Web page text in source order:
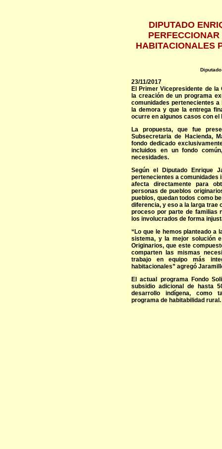
DIPUTADO
HABITACIONALES
23/11/2017
El Primer Vicepresidente de
la creación de un programa
comunidades pertenecientes
la demora y que la entrega
ocurre en algunos casos con el
La propuesta, que fue
Subsecretaria de Hacienda,
fondo dedicado
incluidos en un fondo
necesidades.
Según el Diputado Enrique
pertenecientes a comunidades
afecta directamente para
personas de pueblos
pueblos, quedan todos como
diferencia, y eso a la larga trae
proceso por parte de familias
los involucrados de forma
“Lo que le hemos planteado a
sistema, y la mejor solución
Originarios, que este
comparten las mismas
trabajo en equipo más
habitacionales” agregó
El actual programa Fondo
subsidio adicional de hasta
desarrollo indígena, como
programa de habitabilidad rural.​